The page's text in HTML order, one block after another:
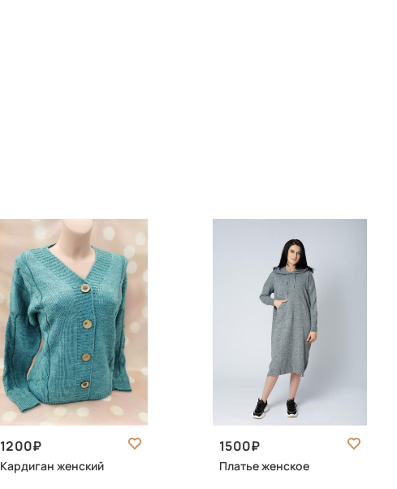
1200
Кардиган женский
1500
Платье женское